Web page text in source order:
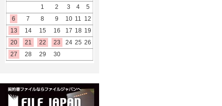
1
2 3 4
5
6
7 8 9 10 11 12
13
14 15 16 17 18 19
20
21 22 23 24 25 26
27
28 29 30